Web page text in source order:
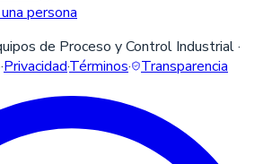
persona
de Proceso y Control Industrial ·
·Privacidad·Términos· Transparencia